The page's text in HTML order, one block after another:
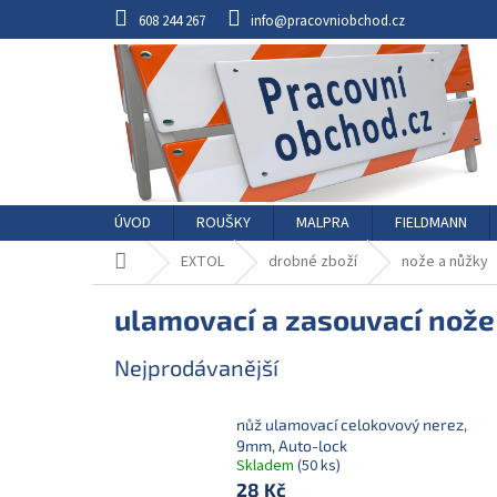
608 244 267 info@pracovniobchod.cz
ÚVOD ROUŠKY MALPRA FIELDMANN
Domů EXTOL drobné zboží nože a nůžky
ulamovací a zasouvací nože
Nejprodávanější
nůž ulamovací celokovový nerez,
9mm, Auto-lock
Skladem (50 ks)
28 Kč